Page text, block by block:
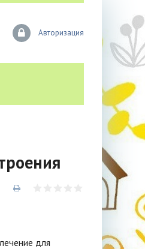
Авторизация
для